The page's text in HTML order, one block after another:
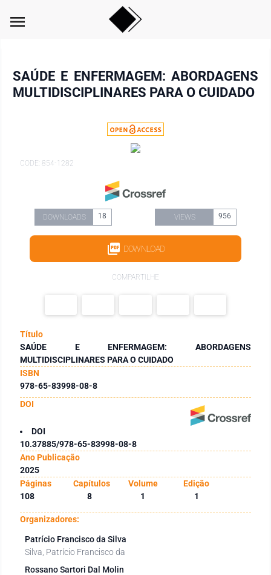
menu
SAÚDE E ENFERMAGEM: ABORDAGENS
MULTIDISCIPLINARES PARA O CUIDADO
CODE: 854-1282
DOWNLOADS 18 VIEWS 956
DOWNLOAD
COMPARTILHE
Título
SAÚDE E ENFERMAGEM: ABORDAGENS
MULTIDISCIPLINARES PARA O CUIDADO
ISBN
978-65-83998-08-8
DOI
DOI
10.37885/978-65-83998-08-8
Ano Publicação
2025
Páginas
Capítulos Volume
Edição
108
8 1 1
Organizadores:
Patrício Francisco da Silva
Silva, Patrício Francisco da
Rossano Sartori Dal Molin